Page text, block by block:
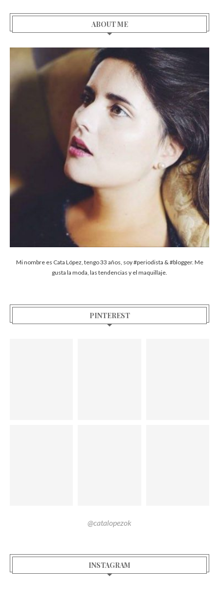
ABOUT ME
Mi nombre es Cata López, tengo 33 años, soy #periodista & #blogger. Me
gusta la moda, las tendencias y el maquillaje.
PINTEREST
@catalopezok
INSTAGRAM